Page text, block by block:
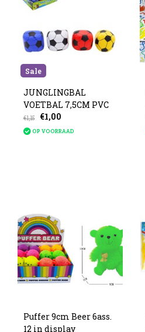
Sale
JUNGLINGBAL
VOETBAL 7,5CM PVC
€1,15 €1,00
OP VOORRAAD
Puffer 9cm Beer 6ass.
12 in display